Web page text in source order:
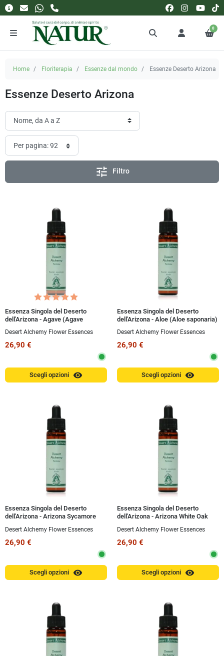
0
Home Floriterapia Essenze dal mondo Essenze Deserto Arizona
Essenze Deserto Arizona
tune Filtro
Essenza Singola del Deserto
dell'Arizona - Agave (Agave
Desert Alchemy Flower Essences
26,90 €
Scegli opzioni visibility
Essenza Singola del Deserto
dell'Arizona - Aloe (Aloe saponaria)
Desert Alchemy Flower Essences
26,90 €
Scegli opzioni visibility
Essenza Singola del Deserto
dell'Arizona - Arizona Sycamore
Desert Alchemy Flower Essences
26,90 €
Scegli opzioni visibility
Essenza Singola del Deserto
dell'Arizona - Arizona White Oak
Desert Alchemy Flower Essences
26,90 €
Scegli opzioni visibility